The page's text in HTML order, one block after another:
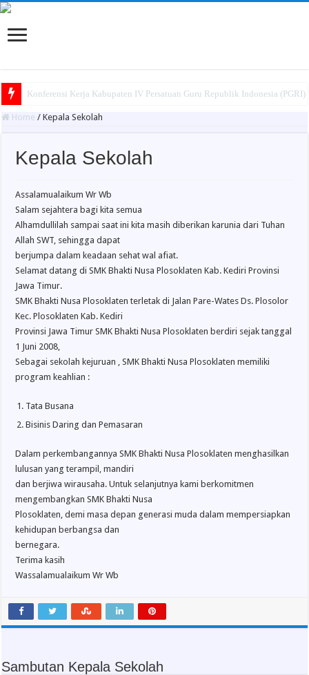
Konferensi Kerja Kabupaten IV Persatuan Guru Republik Indonesia
Home / Kepala Sekolah
Kepala Sekolah
Assalamualaikum Wr Wb
Salam sejahtera bagi kita semua
Alhamdullilah sampai saat ini kita masih diberikan karunia dari Tuhan
Allah SWT, sehingga dapat
berjumpa dalam keadaan sehat wal afiat.
Selamat datang di SMK Bhakti Nusa Plosoklaten Kab. Kediri Provinsi
Jawa Timur.
SMK Bhakti Nusa Plosoklaten terletak di Jalan Pare-Wates Ds. Plosolor
Kec. Plosoklaten Kab. Kediri
Provinsi Jawa Timur SMK Bhakti Nusa Plosoklaten berdiri sejak tanggal
1 Juni 2008,
Sebagai sekolah kejuruan , SMK Bhakti Nusa Plosoklaten memiliki
program keahlian :
Tata Busana
Bisinis Daring dan Pemasaran
Dalam perkembangannya SMK Bhakti Nusa Plosoklaten menghasilkan
lulusan yang terampil, mandiri
dan berjiwa wirausaha. Untuk selanjutnya kami berkomitmen
mengembangkan SMK Bhakti Nusa
Plosoklaten, demi masa depan generasi muda dalam mempersiapkan
kehidupan berbangsa dan
bernegara.
Terima kasih
Wassalamualaikum Wr Wb
Sambutan Kepala Sekolah